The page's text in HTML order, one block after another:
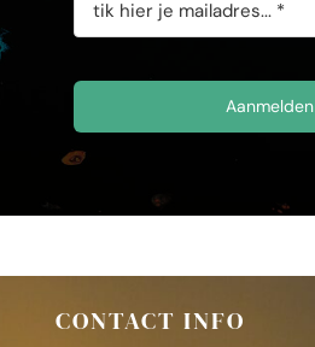
Aanmelden
CONTACT INFO